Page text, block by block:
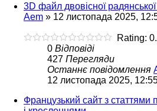
3D файл двовісної
Aem » 12 листопада 2025,
Rating:
0 Відповіді
427 Перегляди
Останнє повідомлення
12 листопада 2025,
Французький сайт з статтями